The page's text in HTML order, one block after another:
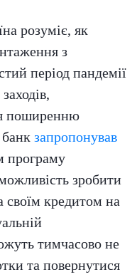
розуміє, як
з
період пандемії
поширенню
запропонував
програму
зробити
своїм кредитом на
тимчасово не
та повернутися